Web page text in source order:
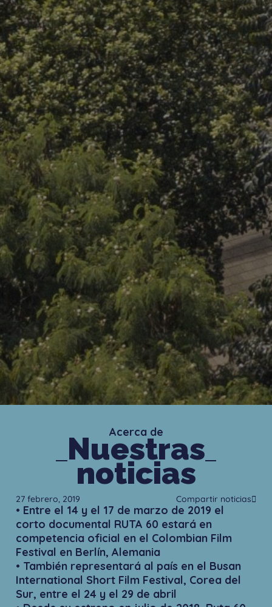
Acerca de
Nuestras
noticias
27 febrero, 2019 Compartir noticias
• Entre el 14 y el 17 de marzo de 2019 el
corto documental RUTA 60 estará en
competencia oficial en el Colombian Film
Festival en Berlín, Alemania
• También representará al país en el Busan
International Short Film Festival, Corea del
Sur, entre el 24 y el 29 de abril